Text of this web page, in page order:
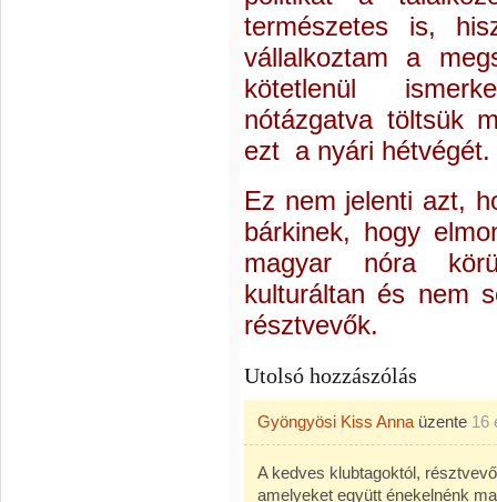
természetes is,
vállalkoztam a
kötetlenül
nótázgatva töltsük
ezt a nyári hétvégét.
Ez nem jelenti azt,
bárkinek, hogy
magyar nóra
kulturáltan és nem
résztvevők.
Utolsó hozzászólás
Gyöngyösi Kiss Anna üzente 16
A kedves klubtagoktól,
amelyeket együtt énekelnénk